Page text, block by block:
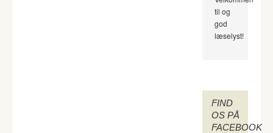
til og
god
læselyst!
FIND
OS PÅ
FACEBOOK